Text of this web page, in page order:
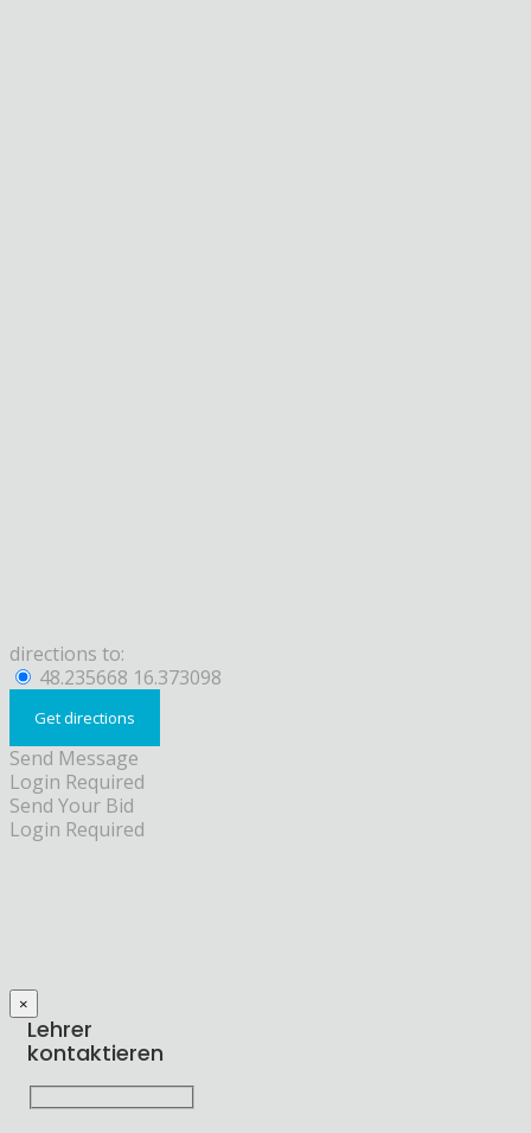
directions to:
48.235668 16.373098
Send Message
Login Required
Send Your Bid
Login Required
×
Lehrer
kontaktieren